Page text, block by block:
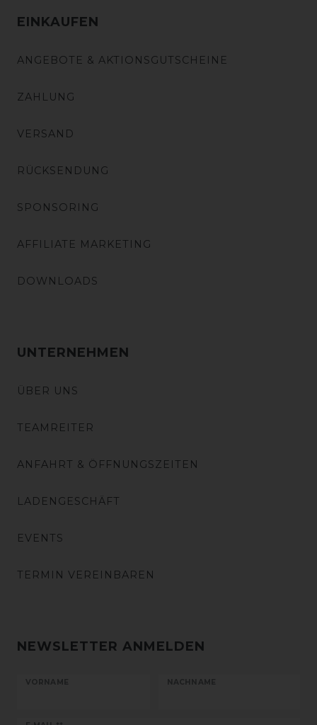
EINKAUFEN
ANGEBOTE & AKTIONSGUTSCHEINE
ZAHLUNG
VERSAND
RÜCKSENDUNG
SPONSORING
AFFILIATE MARKETING
DOWNLOADS
UNTERNEHMEN
ÜBER UNS
TEAMREITER
ANFAHRT & ÖFFNUNGSZEITEN
LADENGESCHÄFT
EVENTS
TERMIN VEREINBAREN
NEWSLETTER ANMELDEN
VORNAME NACHNAME